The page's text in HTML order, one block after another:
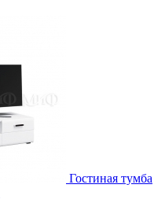
Гостиная тумба